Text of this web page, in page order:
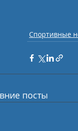
Спортивные
посты